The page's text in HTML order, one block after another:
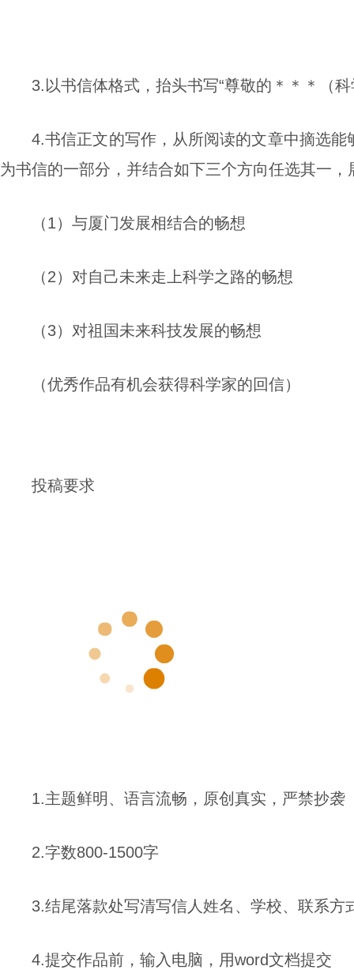
3.以书信体格式，抬头书写“尊敬的＊＊＊（
4.书信正文的写作，从所阅读的文章中摘选
为书信的一部分，并结合如下三个方向任选其一，
（1）与厦门发展相结合的畅想
（2）对自己未来走上科学之路的畅想
（3）对祖国未来科技发展的畅想
（优秀作品有机会获得科学家的回信）
投稿要求
1.主题鲜明、语言流畅，原创真实，严禁抄袭
2.字数800-1500字
3.结尾落款处写清写信人姓名、学校、联系方
4.提交作品前，输入电脑，用word文档提交